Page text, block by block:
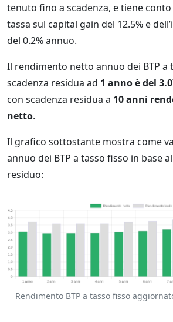
tenuto fino a scadenza, e tiene conto
tassa sul capital gain del 12.5% e
del 0.2% annuo.
Il rendimento netto annuo dei BTP a
scadenza residua ad 1 anno è del
con scadenza residua a 10 anni
netto.
Il grafico sottostante mostra come
annuo dei BTP a tasso fisso in base
residuo:
Rendimento BTP a tasso fisso